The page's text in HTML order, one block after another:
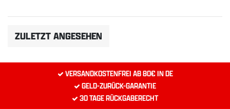
ZULETZT ANGESEHEN
VERSANDKOSTENFREI AB 80€ IN DE
GELD-ZURÜCK-GARANTIE
30 TAGE RÜCKGABERECHT